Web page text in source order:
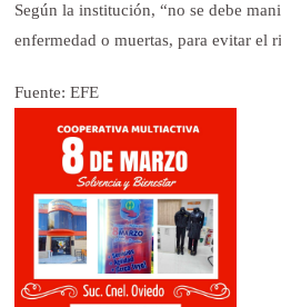
Según la institución, “no se debe
enfermedad o muertas, para evitar el
Fuente: EFE